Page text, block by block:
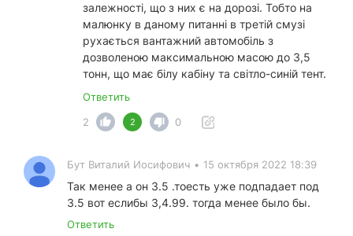
залежності, що з них є на дорозі. Тобто на
малюнку в даному питанні в третій смузі
рухається вантажний автомобіль з
дозволеною максимальною масою до 3,5
тонн, що має білу кабіну та світло-синій тент.
Ответить
2
2 0
Бут Виталий Иосифович • 15 октября 2022 18:39
Так менее а он 3.5 .тоесть уже подпадает под
3.5 вот еслибы 3,4.99. тогда менее было бы.
Ответить